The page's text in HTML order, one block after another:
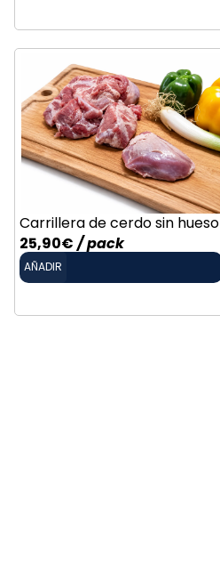
Carrillera de cerdo sin hueso
25,90€ / pack
AÑADIR